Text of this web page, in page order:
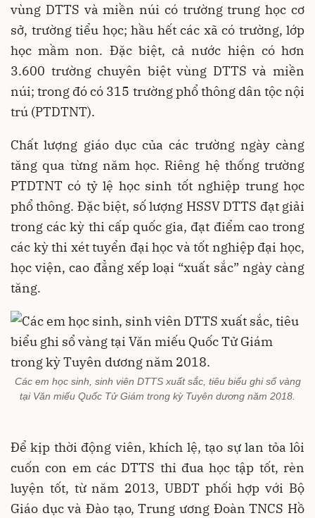
vùng DTTS và miền núi có trường trung học cơ
sở, trường tiểu học; hầu hết các xã có trường, lớp
học mầm non. Đặc biệt, cả nước hiện có hơn
3.600 trường chuyên biệt vùng DTTS và miền
núi; trong đó có 315 trường phổ thông dân tộc nội
trú (PTDTNT).
Chất lượng giáo dục của các trường ngày càng
tăng qua từng năm học. Riêng hệ thống trường
PTDTNT có tỷ lệ học sinh tốt nghiệp trung học
phổ thông. Đặc biệt, số lượng HSSV DTTS đạt giải
trong các kỳ thi cấp quốc gia, đạt điểm cao trong
các kỳ thi xét tuyển đại học và tốt nghiệp đại học,
học viện, cao đẳng xếp loại “xuất sắc” ngày càng
tăng.
Các em học sinh, sinh viên DTTS xuất sắc, tiêu biểu ghi sổ vàng
tại Văn miếu Quốc Tử Giám trong kỳ Tuyên dương năm 2018.
Để kịp thời động viên, khích lệ, tạo sự lan tỏa lôi
cuốn con em các DTTS thi đua học tập tốt, rèn
luyện tốt, từ năm 2013, UBDT phối hợp với Bộ
Giáo dục và Đào tạo, Trung ương Đoàn TNCS Hồ